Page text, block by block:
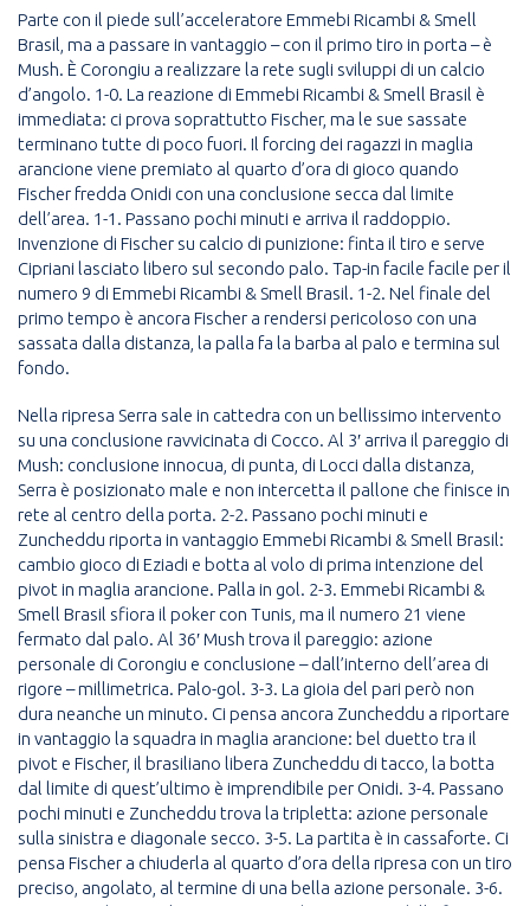
Parte con il piede sull’acceleratore Emmebi Ricambi & Smell
Brasil, ma a passare in vantaggio – con il primo tiro in porta – è
Mush. È Corongiu a realizzare la rete sugli sviluppi di un calcio
d’angolo. 1-0. La reazione di Emmebi Ricambi & Smell Brasil è
immediata: ci prova soprattutto Fischer, ma le sue sassate
terminano tutte di poco fuori. Il forcing dei ragazzi in maglia
arancione viene premiato al quarto d’ora di gioco quando
Fischer fredda Onidi con una conclusione secca dal limite
dell’area. 1-1. Passano pochi minuti e arriva il raddoppio.
Invenzione di Fischer su calcio di punizione: finta il tiro e serve
Cipriani lasciato libero sul secondo palo. Tap-in facile facile per il
numero 9 di Emmebi Ricambi & Smell Brasil. 1-2. Nel finale del
primo tempo è ancora Fischer a rendersi pericoloso con una
sassata dalla distanza, la palla fa la barba al palo e termina sul
fondo.
Nella ripresa Serra sale in cattedra con un bellissimo intervento
su una conclusione ravvicinata di Cocco. Al 3′ arriva il pareggio di
Mush: conclusione innocua, di punta, di Locci dalla distanza,
Serra è posizionato male e non intercetta il pallone che finisce in
rete al centro della porta. 2-2. Passano pochi minuti e
Zuncheddu riporta in vantaggio Emmebi Ricambi & Smell Brasil:
cambio gioco di Eziadi e botta al volo di prima intenzione del
pivot in maglia arancione. Palla in gol. 2-3. Emmebi Ricambi &
Smell Brasil sfiora il poker con Tunis, ma il numero 21 viene
fermato dal palo. Al 36′ Mush trova il pareggio: azione
personale di Corongiu e conclusione – dall’interno dell’area di
rigore – millimetrica. Palo-gol. 3-3. La gioia del pari però non
dura neanche un minuto. Ci pensa ancora Zuncheddu a riportare
in vantaggio la squadra in maglia arancione: bel duetto tra il
pivot e Fischer, il brasiliano libera Zuncheddu di tacco, la botta
dal limite di quest’ultimo è imprendibile per Onidi. 3-4. Passano
pochi minuti e Zuncheddu trova la tripletta: azione personale
sulla sinistra e diagonale secco. 3-5. La partita è in cassaforte. Ci
pensa Fischer a chiuderla al quarto d’ora della ripresa con un tiro
preciso, angolato, al termine di una bella azione personale. 3-6.